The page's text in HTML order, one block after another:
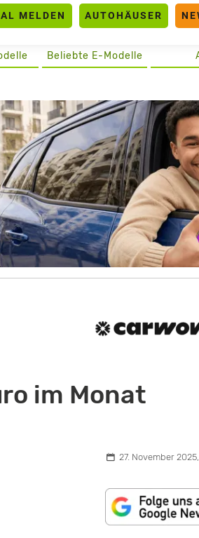
MELDEN AUTOHÄUSER
Beliebte E-Modelle
im Monat
27. November